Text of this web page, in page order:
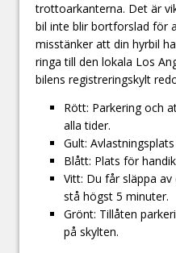
trottoarkanterna. Det är
bil inte blir bortforslad för
misstänker att din hyrbil
ringa till den lokala Los
bilens registreringskylt
Rött: Parkering och
alla tider.
Gult:
Blått: Plats för
Vitt: Du får släppa
stå högst 5 minuter.
Grönt: Tillåten
på skylten.